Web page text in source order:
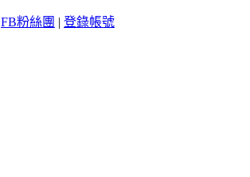
FB粉絲團 | 登錄帳號